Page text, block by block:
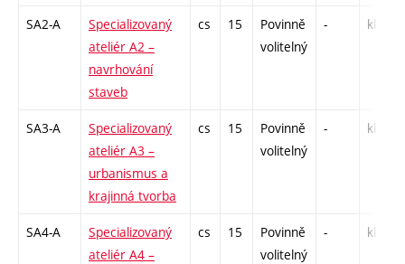
SA2-A
Specializovaný
ateliér A2 –
navrhování
staveb
cs 15
Povinně
volitelný
- kl
SA3-A
Specializovaný
ateliér A3 –
urbanismus a
krajinná tvorba
cs 15
Povinně
volitelný
- kl
SA4-A
Specializovaný
ateliér A4 –
cs 15
Povinně
volitelný
- kl